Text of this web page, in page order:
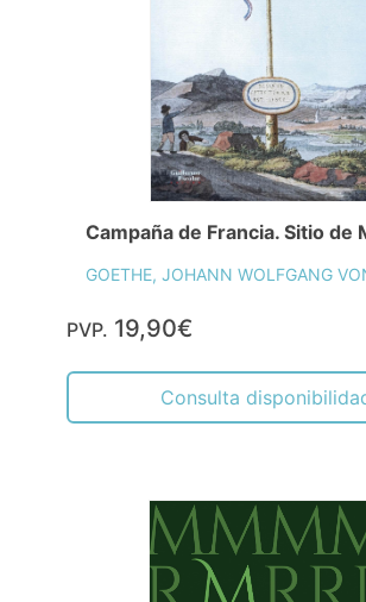
Campaña de Francia. Sitio de
GOETHE, JOHANN WOLFGANG
PVP. 19,90€
Consulta